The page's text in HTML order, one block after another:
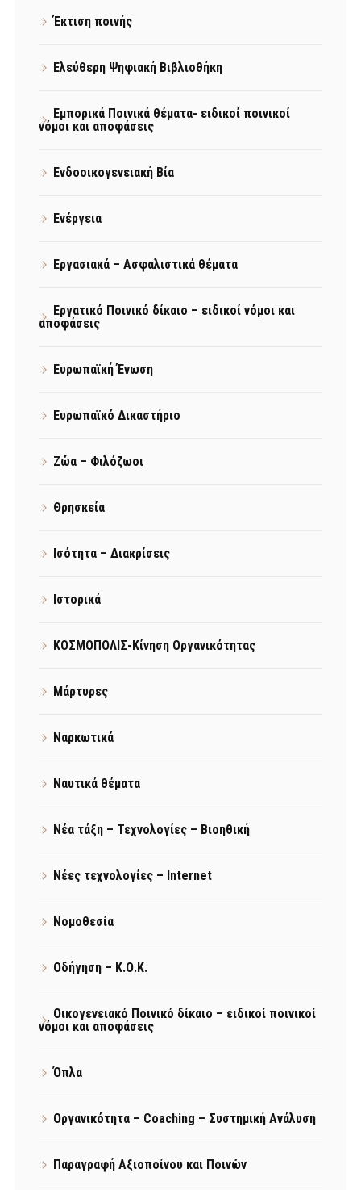
Έκτιση ποινής
Ελεύθερη Ψηφιακή Βιβλιοθήκη
Εμπορικά Ποινικά θέματα- ειδικοί ποινικοί
νόμοι και αποφάσεις
Ενδοοικογενειακή Βία
Ενέργεια
Εργασιακά – Ασφαλιστικά θέματα
Εργατικό Ποινικό δίκαιο – ειδικοί νόμοι και
αποφάσεις
Ευρωπαϊκή Ένωση
Ευρωπαϊκό Δικαστήριο
Ζώα – Φιλόζωοι
Θρησκεία
Ισότητα – Διακρίσεις
Ιστορικά
ΚΟΣΜΟΠΟΛΙΣ-Κίνηση Οργανικότητας
Μάρτυρες
Ναρκωτικά
Ναυτικά θέματα
Νέα τάξη – Τεχνολογίες – Βιοηθική
Νέες τεχνολογίες – Internet
Νομοθεσία
Οδήγηση – Κ.Ο.Κ.
Οικογενειακό Ποινικό δίκαιο – ειδικοί ποινικοί
νόμοι και αποφάσεις
Όπλα
Οργανικότητα – Coaching – Συστημική Ανάλυση
Παραγραφή Αξιοποίνου και Ποινών